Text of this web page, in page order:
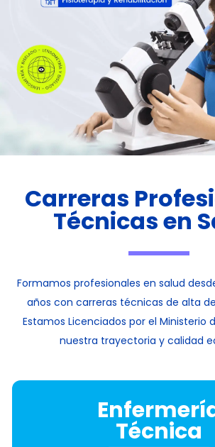
Carreras
Técnicas en
Formamos profesionales en salud
años con carreras técnicas de alta
Estamos Licenciados por el Ministerio
nuestra trayectoria y calidad
Técnica